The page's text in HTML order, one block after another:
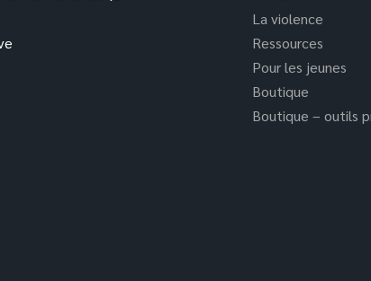
La violence
Ressources
Pour les jeunes
Boutique
Boutique – outils